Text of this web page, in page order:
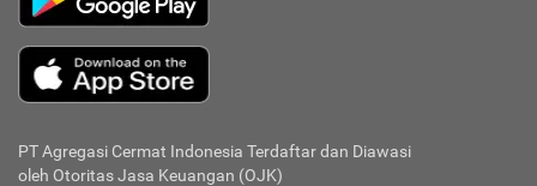
PT Agregasi Cermat Indonesia Terdaftar dan Diawasi
oleh Otoritas Jasa Keuangan (OJK)